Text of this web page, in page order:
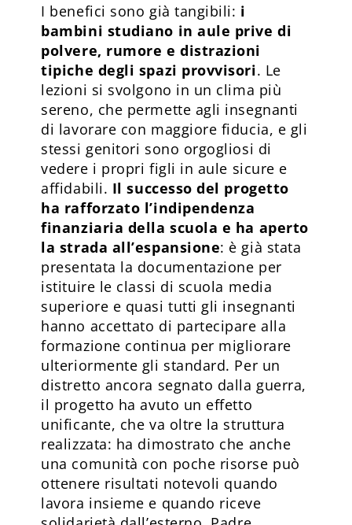
I benefici sono già tangibili: i
bambini studiano in aule prive di
polvere, rumore e distrazioni
tipiche degli spazi provvisori. Le
lezioni si svolgono in un clima più
sereno, che permette agli insegnanti
di lavorare con maggiore fiducia, e gli
stessi genitori sono orgogliosi di
vedere i propri figli in aule sicure e
affidabili. Il successo del progetto
ha rafforzato l’indipendenza
finanziaria della scuola e ha aperto
la strada all’espansione: è già stata
presentata la documentazione per
istituire le classi di scuola media
superiore e quasi tutti gli insegnanti
hanno accettato di partecipare alla
formazione continua per migliorare
ulteriormente gli standard. Per un
distretto ancora segnato dalla guerra,
il progetto ha avuto un effetto
unificante, che va oltre la struttura
realizzata: ha dimostrato che anche
una comunità con poche risorse può
ottenere risultati notevoli quando
lavora insieme e quando riceve